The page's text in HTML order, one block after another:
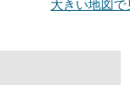
大きい地図で